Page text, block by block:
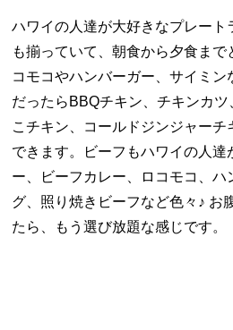
ハワイの人達が大好きなプレー
も揃っていて、朝食から夕食まで
コモコやハンバーガー、サイミ
だったら BBQチキン、チキンカ
こチキン、コールドジンジャー
できます。ビーフもハワイの人達
ー、ビーフカレー、ロコモコ、ハ
グ、照り焼きビーフなど色々♪ お
たら、もう選び放題な感じです。